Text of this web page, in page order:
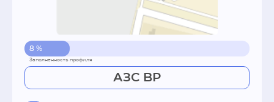
8 %
АЗС BP